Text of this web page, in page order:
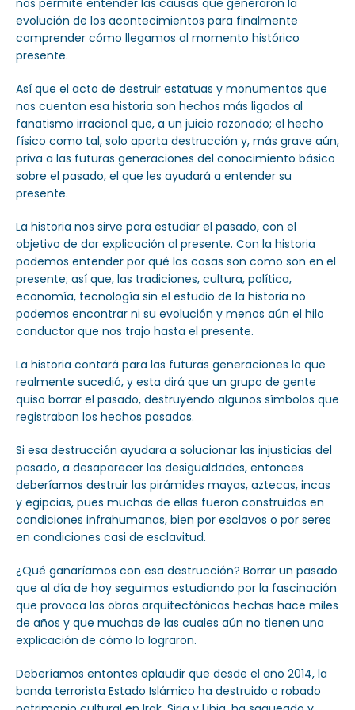
evolución de los acontecimientos para finalmente
comprender cómo llegamos al momento histórico
presente.
Así que el acto de destruir estatuas y monumentos que
nos cuentan esa historia son hechos más ligados al
fanatismo irracional que, a un juicio razonado; el hecho
físico como tal, solo aporta destrucción y, más grave aún,
priva a las futuras generaciones del conocimiento básico
sobre el pasado, el que les ayudará a entender su
presente.
La historia nos sirve para estudiar el pasado, con el
objetivo de dar explicación al presente. Con la historia
podemos entender por qué las cosas son como son en el
presente; así que, las tradiciones, cultura, política,
economía, tecnología sin el estudio de la historia no
podemos encontrar ni su evolución y menos aún el hilo
conductor que nos trajo hasta el presente.
La historia contará para las futuras generaciones lo que
realmente sucedió, y esta dirá que un grupo de gente
quiso borrar el pasado, destruyendo algunos símbolos que
registraban los hechos pasados.
Si esa destrucción ayudara a solucionar las injusticias del
pasado, a desaparecer las desigualdades, entonces
deberíamos destruir las pirámides mayas, aztecas, incas
y egipcias, pues muchas de ellas fueron construidas en
condiciones infrahumanas, bien por esclavos o por seres
en condiciones casi de esclavitud.
¿Qué ganaríamos con esa destrucción? Borrar un pasado
que al día de hoy seguimos estudiando por la fascinación
que provoca las obras arquitectónicas hechas hace miles
de años y que muchas de las cuales aún no tienen una
explicación de cómo lo lograron.
Deberíamos entontes aplaudir que desde el año 2014, la
banda terrorista Estado Islámico ha destruido o robado